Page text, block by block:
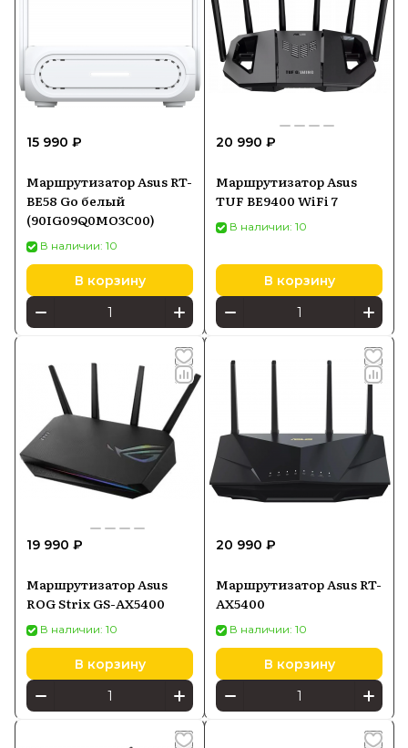
15 990 ₽
Маршрутизатор Asus RT-
BE58 Go белый
(90IG09Q0MO3C00)
В наличии: 10
В корзину
20 990 ₽
Маршрутизатор Asus
TUF BE9400 WiFi 7
В наличии: 10
В корзину
19 990 ₽
Маршрутизатор Asus
ROG Strix GS-AX5400
В наличии: 10
В корзину
20 990 ₽
Маршрутизатор Asus RT-
AX5400
В наличии: 10
В корзину